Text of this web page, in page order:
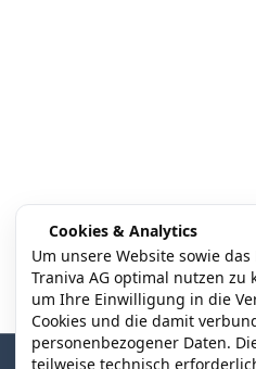
Cookies & Analytics
Um unsere Website sowie
Traniva AG optimal nutzen
um Ihre Einwilligung in die
Cookies und die damit
personenbezogener Daten.
teilweise technisch